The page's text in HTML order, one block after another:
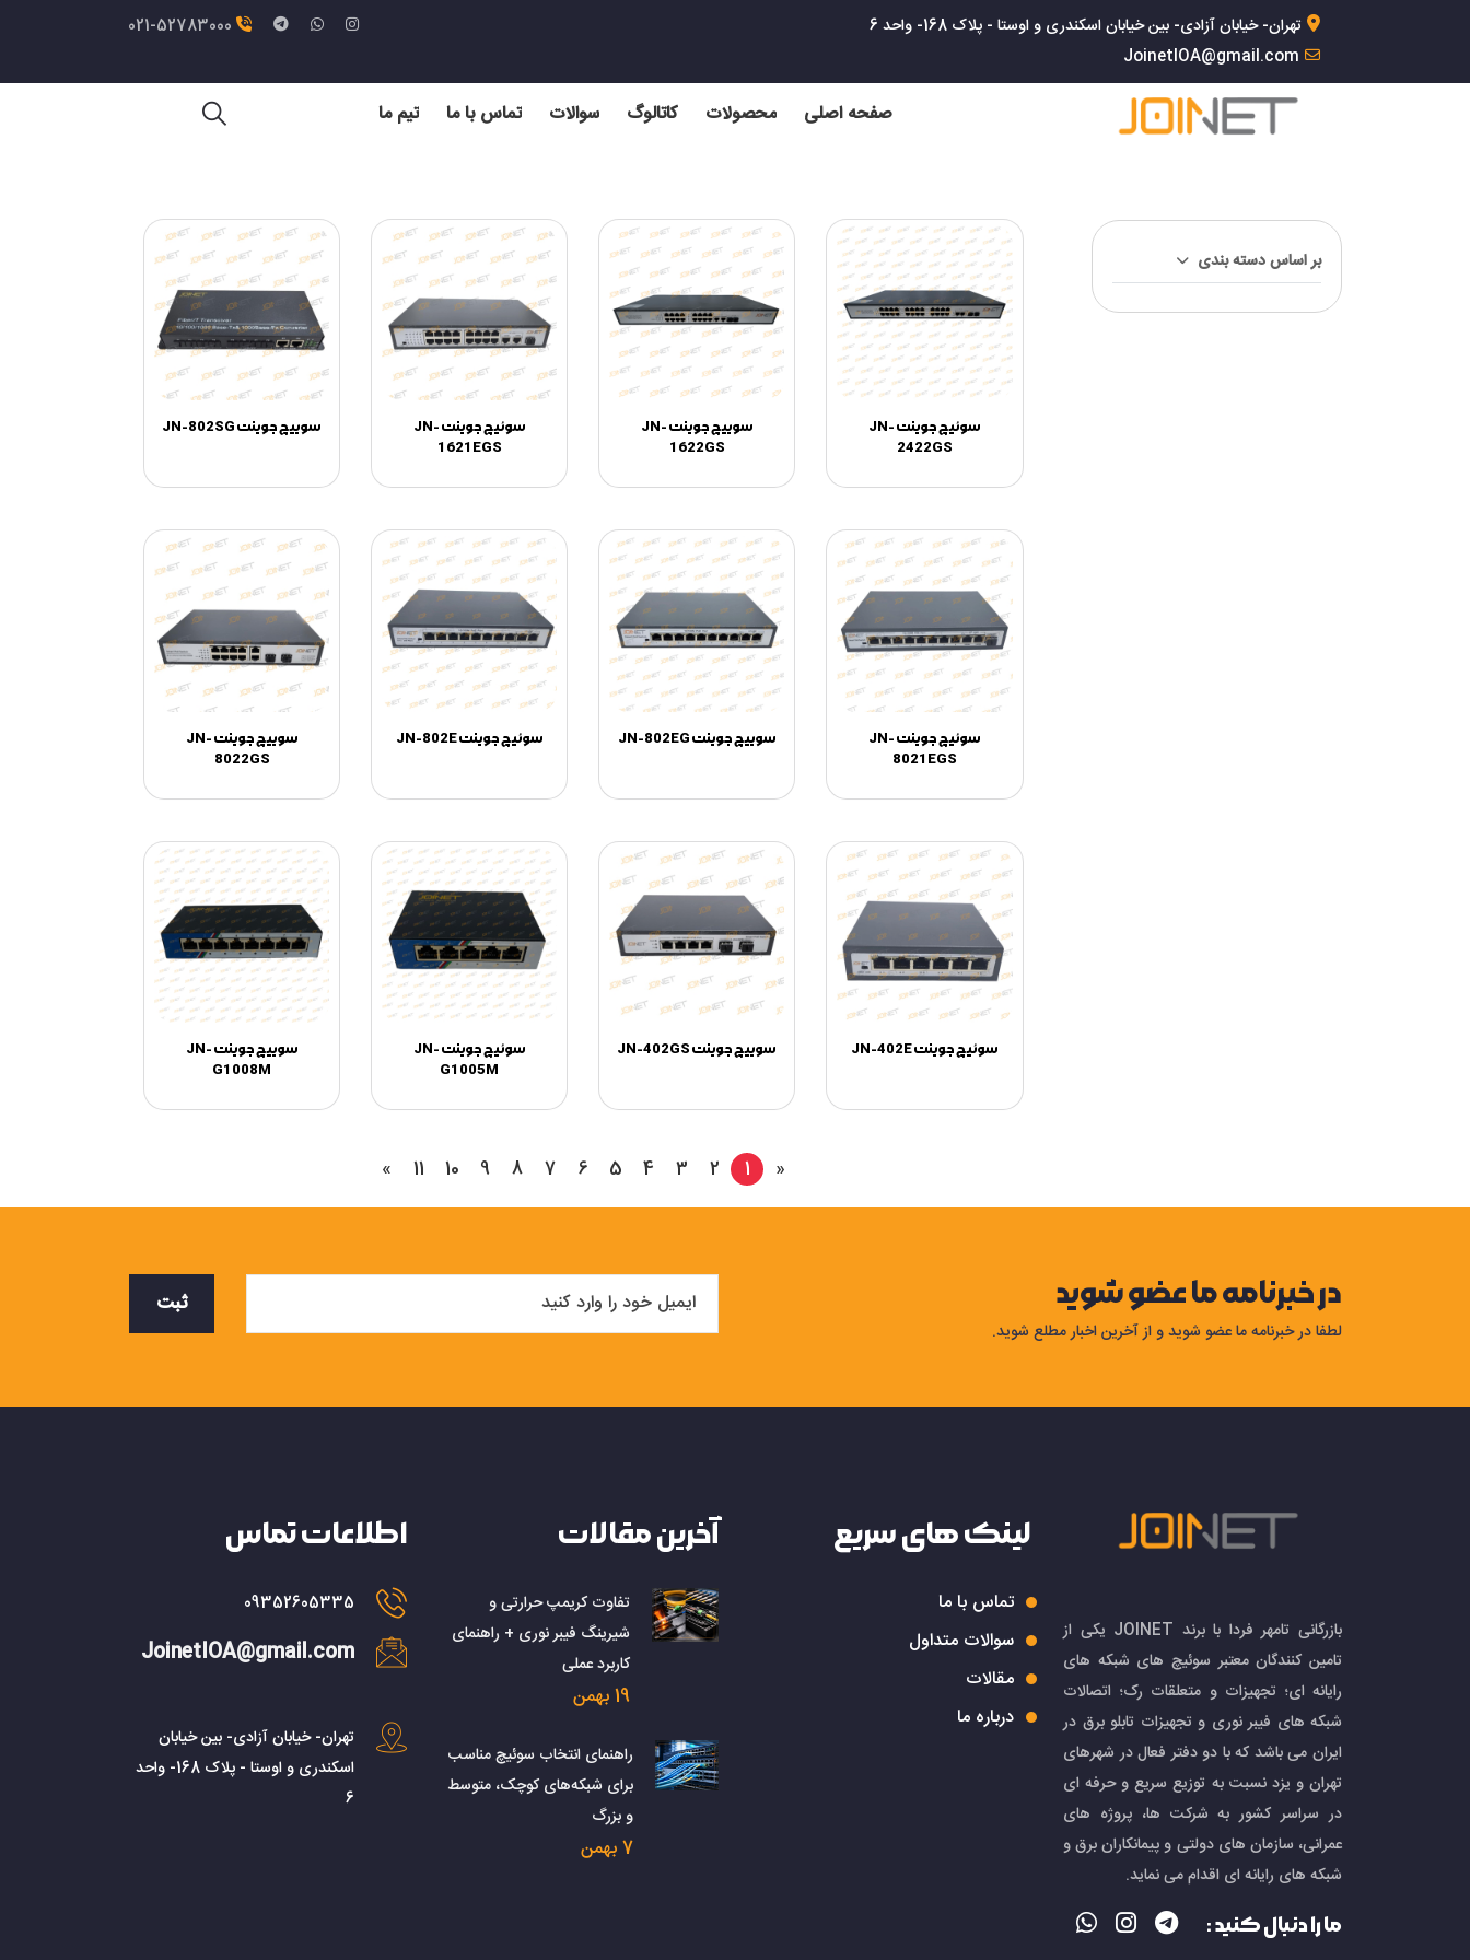
تهران- خیابان آزادی- بین خیابان اسکندری و اوستا - پلاک 168- واحد 6
JoinetIOA@gmail.com
021-52783000
صفحه اصلی محصولات کاتالوگ سوالات تماس با ما تیم ما
بر اساس دسته بندی
سوئیچ جوینت JN-
2422GS
سوییچ جوینت JN-
1622GS
سوئیچ جوینت JN-
1621EGS
سوییچ جوینت JN-802SG
سوئیچ جوینت JN-
8021EGS
سوییچ جوینت JN-802EG سوئیچ جوینت JN-802E
سوییچ جوینت JN-
8022GS
سوئیچ جوینت JN-402E سوییچ جوینت JN-402GS
سوئیچ جوینت JN-
G1005M
سوییچ جوینت JN-
G1008M
«
1
2
3
4
5
6
7
8
9
10
11
»
در خبرنامه ما عضو شوید
لطفا در خبرنامه ما عضو شوید و از آخرین اخبار مطلع شوید.
ثبت
بازرگانی تامهر فردا با برند JOINET یکی از
تامین کنندگان معتبر سوئیچ های شبکه های
رایانه ای؛ تجهیزات و متعلقات رک؛ اتصالات
شبکه های فیبر نوری و تجهیزات تابلو برق در
ایران می باشد که با دو دفتر فعال در شهرهای
تهران و یزد نسبت به توزیع سریع و حرفه ای
در سراسر کشور به شرکت ها، پروژه های
عمرانی، سازمان های دولتی و پیمانکاران برق و
شبکه های رایانه ای اقدام می نماید.
ما را دنبال کنید :
لینک های سریع
تماس با ما
سوالات متداول
مقالات
درباره ما
آخرین مقالات
تفاوت کریمپ حرارتی و
شیرینگ فیبر نوری + راهنمای
کاربرد عملی
19 بهمن
راهنمای انتخاب سوئیچ مناسب
برای شبکه‌های کوچک، متوسط
و بزرگ
7 بهمن
اطلاعات تماس
09352605335
JoinetIOA@gmail.com
تهران- خیابان آزادی- بین خیابان
اسکندری و اوستا - پلاک 168- واحد
6